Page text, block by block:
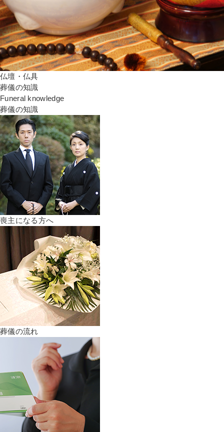
仏壇・仏具
葬儀の知識
Funeral knowledge
葬儀の知識
喪主になる方へ
葬儀の流れ